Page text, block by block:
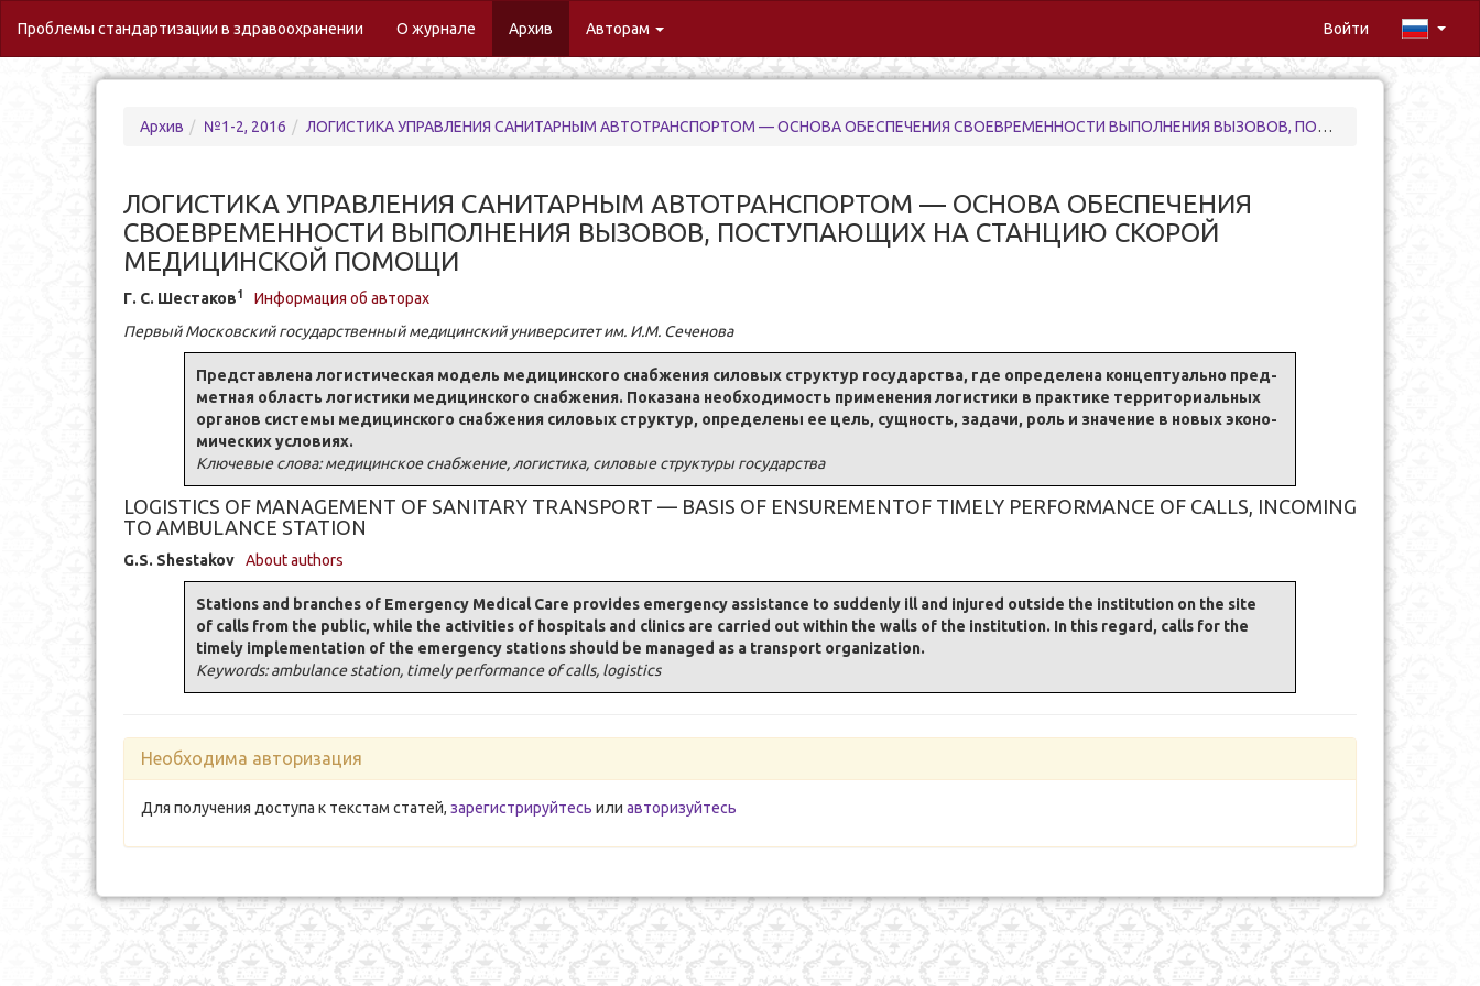
Проблемы стандартизации в здравоохранении О журнале (current)
Архив Авторам Войти
Архив №1-2, 2016 ЛОГИСТИКА УПРАВЛЕНИЯ САНИТАРНЫМ АВТОТРАНСПОРТОМ — ОСНОВА ОБЕСПЕЧЕНИЯ СВОЕВРЕМЕННОСТИ ВЫПОЛНЕНИЯ ВЫЗОВОВ, ПОСТУПАЮЩИХ НА СТАНЦИЮ СКОРОЙ МЕДИЦИНСКОЙ ПОМОЩИ
ЛОГИСТИКА УПРАВЛЕНИЯ САНИТАРНЫМ АВТОТРАНСПОРТОМ — ОСНОВА ОБЕСПЕЧЕНИЯ
СВОЕВРЕМЕННОСТИ ВЫПОЛНЕНИЯ ВЫЗОВОВ, ПОСТУПАЮЩИХ НА СТАНЦИЮ СКОРОЙ
МЕДИЦИНСКОЙ ПОМОЩИ
Г. С. Ше­ста­ков1
Информация об авторах
Пер­вый Московский го­су­дар­ствен­ный ме­ди­цинский уни­вер­си­те­т им. И.М. Се­че­но­ва
Пред­став­ле­на ло­ги­сти­че­ская мо­дель ме­ди­цинско­го снаб­же­ния си­ло­вых струк­тур го­су­дар­ства, где опре­де­ле­на кон­цеп­туаль­но пред­
мет­ная об­ласть ло­ги­сти­ки ме­ди­цинско­го снаб­же­ния. По­ка­за­на необ­хо­ди­мость при­мене­ния ло­ги­сти­ки в прак­ти­ке тер­ри­то­ри­аль­ных
ор­га­нов си­сте­мы ме­ди­цинско­го снаб­же­ния си­ло­вых струк­тур, опре­де­ле­ны ее цель, сущ­ность, за­да­чи, роль и зна­че­ние в но­вых эко­но­
ми­че­ских усло­ви­ях.
Ключевые слова: медицинское снабжение, логистика, силовые структуры государства
LOGISTICS OF MANAGEMENT OF SANITARY TRANSPORT — BASIS OF ENSUREMENTOF TIMELY PERFORMANCE OF CALLS, INCOMING
TO AMBULANCE STATION
G.S. Shestakov About authors
Stations and branches of Emergency Medical Care provides emergency assistance to suddenly ill and injured outside the institution on the site
of calls from the public, while the activities of hospitals and clinics are carried out within the walls of the institution. In this regard, calls for the
timely implementation of the emergency stations should be managed as a transport organization.
Keywords: ambulance station, timely performance of calls, logistics
Необходима авторизация
Для получения доступа к текстам статей, зарегистрируйтесь или авторизуйтесь